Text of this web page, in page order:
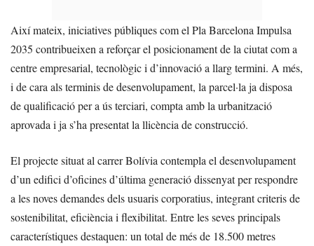
Així mateix, iniciatives públiques com el Pla Barcelona Impulsa
2035 contribueixen a reforçar el posicionament de la ciutat com a
centre empresarial, tecnològic i d’innovació a llarg termini. A més,
i de cara als terminis de desenvolupament, la parcel·la ja disposa
de qualificació per a ús terciari, compta amb la urbanització
aprovada i ja s’ha presentat la llicència de construcció.
El projecte situat al carrer Bolívia contempla el desenvolupament
d’un edifici d’oficines d’última generació dissenyat per respondre
a les noves demandes dels usuaris corporatius, integrant criteris de
sostenibilitat, eficiència i flexibilitat. Entre les seves principals
característiques destaquen: un total de més de 18.500 metres